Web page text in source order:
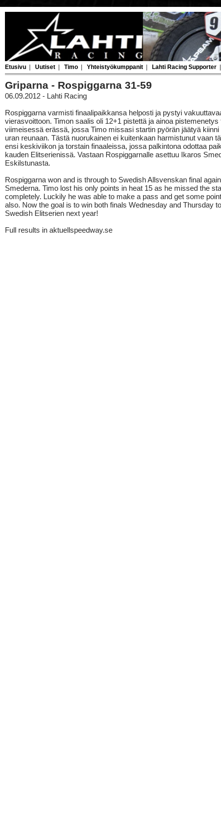
Etusivu Uutiset Timo Yhteistyökumppanit Lahti Racing Supporter
Griparna - Rospiggarna 31-59
06.09.2012 - Lahti Racing
Rospiggarna varmisti finaalipaikkansa helposti ja pystyi
vierasvoittoon. Timon saalis oli 12+1 pistettä ja ainoa pistemenetys
viimeisessä erässä, jossa Timo missasi startin pyörän jäätyä
uran reunaan. Tästä nuorukainen ei kuitenkaan harmistunut vaan
ensi keskiviikon ja torstain finaaleissa, jossa palkintona odottaa
kauden Elitserienissä. Vastaan Rospiggarnalle asettuu Ikaros
Eskilstunasta.
Rospiggarna won and is through to Swedish Allsvenskan final
Smederna. Timo lost his only points in heat 15 as he missed the
completely. Luckily he was able to make a pass and get some
also. Now the goal is to win both finals Wednesday and Thursday
Swedish Elitserien next year!
Full results in aktuellspeedway.se